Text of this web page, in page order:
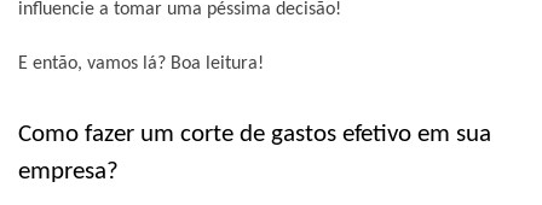
influencie a tomar uma péssima decisão!
E então, vamos lá? Boa leitura!
Como fazer um corte de gastos efetivo em sua
empresa?